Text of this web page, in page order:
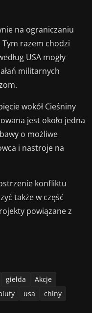
na ograniczaniu
razem chodzi
USA mogły
militarnych
wokół Cieśniny
jest około jedna
o możliwe
i nastroje na
konfliktu
także w część
powiązane z
giełda
Akcje
usa
chiny